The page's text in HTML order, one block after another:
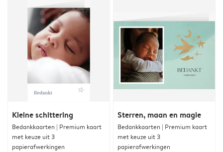
Kleine schittering
Bedankkaarten | Premium kaart
met keuze uit 3
papierafwerkingen
Sterren, maan en magie
Bedankkaarten | Premium kaart
met keuze uit 3
papierafwerkingen